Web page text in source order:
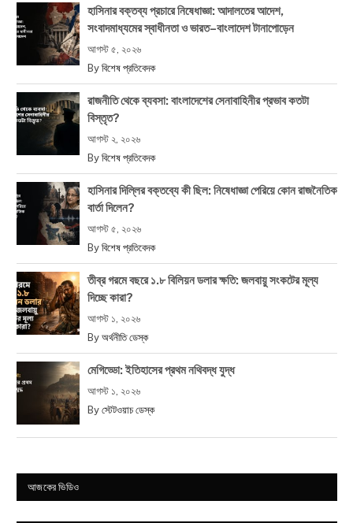
হাসিনার বক্তব্য প্রচারে নিষেধাজ্ঞা: আদালতের আদেশ,
সংবাদমাধ্যমের স্বাধীনতা ও ভারত–বাংলাদেশ টানাপোড়েন
আগস্ট ৫, ২০২৬
By বিশেষ প্রতিবেদক
রাজনীতি থেকে ব্যবসা: বাংলাদেশের সেনাবাহিনীর প্রভাব কতটা
বিস্তৃত?
আগস্ট ২, ২০২৬
By বিশেষ প্রতিবেদক
হাসিনার দিল্লির বক্তব্যে কী ছিল: নিষেধাজ্ঞা পেরিয়ে কোন রাজনৈতিক
বার্তা দিলেন?
আগস্ট ৫, ২০২৬
By বিশেষ প্রতিবেদক
তীব্র গরমে বছরে ১.৮ বিলিয়ন ডলার ক্ষতি: জলবায়ু সংকটের মূল্য
দিচ্ছে কারা?
আগস্ট ১, ২০২৬
By অর্থনীতি ডেস্ক
মেগিড্ডো: ইতিহাসের প্রথম নথিবদ্ধ যুদ্ধ
আগস্ট ১, ২০২৬
By স্টেটওয়াচ ডেস্ক
আজকের ভিডিও